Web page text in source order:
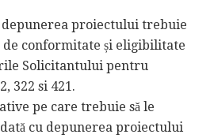
proiectului trebuie
conformitate și eligibilitate
Solicitantului pentru
322 si 421.
pe care trebuie să le
cu depunerea proiectului